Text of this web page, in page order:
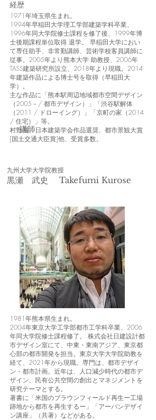
経歴
1971年埼玉県生まれ。
1994年早稲田大学理工学部建築学科卒業、
1996年同大学院修士課程を修了後、1999年博
士後期課程単位取得 退学。 早稲田大学におい
て専任助手、非常勤講師、芸術学校客員講師に
従事。2005年より熊本大学 助教授、2006年
TASS建築研究所設立、2018年より現職。2014
年建築作品による博士号を取得（早稲田大
学）。
主な作品に「熊本駅周辺地域都市空間デザイン
（2005－/ 都市デザイン）」「渋谷駅解体
（2011 / ドローイング）」「京町の家（2014
/ 住宅）」等。
村野賞、日本建築学会作品選奨、都市景観大賞
[国土交通大臣賞]他、受賞多数。
​講師
​九州大学大学院教授
黒瀬 武史 Takefumi Kurose​
経歴
1981年熊本県生まれ。
2004年東京大学工学部都市工学科卒業、2006
年同大学院修士課程修了。 株式会社日建設計都
市デザイン室にて、中東・東南アジア、東京都
心部の都市開発を担当。東京大学大学院助教を
経て、2021年から現職。専門は、都市デザイ
ン・都市計画。近年は、人口減少時代の都市デ
ザイン、民有公共空間の創出とマネジメントを
研究テーマとする。
​著書に「米国のブラウンフィールド再生ー工場
跡地から都市を再生するー」「アーバンデザイ
ン講座」（共著）などがある。